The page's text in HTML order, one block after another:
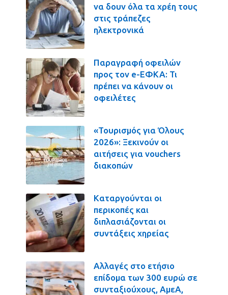
να δουν όλα τα χρέη τους
στις τράπεζες
ηλεκτρονικά
Παραγραφή οφειλών
προς τον e-ΕΦΚΑ: Τι
πρέπει να κάνουν οι
οφειλέτες
«Τουρισμός για Όλους
2026»: Ξεκινούν οι
αιτήσεις για vouchers
διακοπών
Καταργούνται οι
περικοπές και
διπλασιάζονται οι
συντάξεις χηρείας
Αλλαγές στο ετήσιο
επίδομα των 300 ευρώ σε
συνταξιούχους, ΑμεΑ,